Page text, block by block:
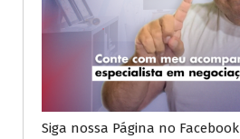
Siga nossa Página no Facebook